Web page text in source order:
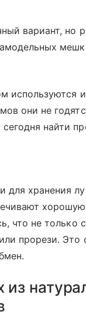
вариант, но
используются
они не
найти
для хранения
что не только
прорези. Это
из